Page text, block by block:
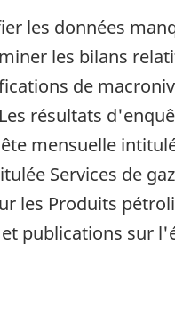
les données
les bilans
de
résultats
mensuelle
Services de
les Produits
publications sur